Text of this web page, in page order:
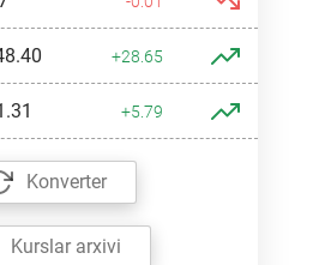
+28.65
+5.79
Konverter
Kurslar arxivi